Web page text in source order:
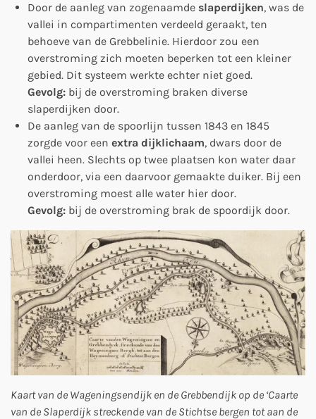
Door de aanleg van zogenaamde slaperdijken, was de
vallei in compartimenten verdeeld geraakt, ten
behoeve van de Grebbelinie. Hierdoor zou een
overstroming zich moeten beperken tot een kleiner
gebied. Dit systeem werkte echter niet goed.
Gevolg: bij de overstroming braken diverse
slaperdijken door.
De aanleg van de spoorlijn tussen 1843 en 1845
zorgde voor een extra dijklichaam, dwars door de
vallei heen. Slechts op twee plaatsen kon water daar
onderdoor, via een daarvoor gemaakte duiker. Bij een
overstroming moest alle water hier door.
Gevolg: bij de overstroming brak de spoordijk door.
Kaart van de Wageningsendijk en de Grebbendijk op de ‘Caarte
van de Slaperdijk streckende van de Stichtse bergen tot aan de